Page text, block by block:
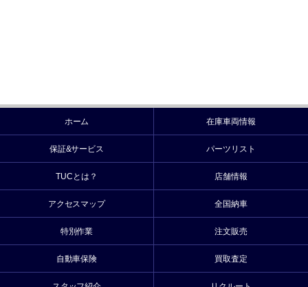
ホーム 在庫車両情報
保証&サービス パーツリスト
TUCとは？ 店舗情報
アクセスマップ 全国納車
特別作業 注文販売
自動車保険 買取査定